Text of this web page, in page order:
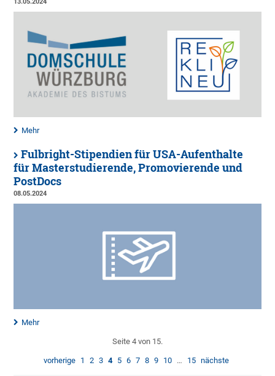
13.05.2024
Mehr
Fulbright-Stipendien für USA-Aufenthalte
für Masterstudierende, Promovierende und
PostDocs
08.05.2024
Mehr
Seite 4 von 15.
vorherige 1 2 3 4 5 6 7 8 9 10 … 15 nächste